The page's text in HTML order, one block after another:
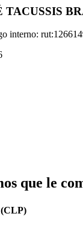
TACUSSIS
interno:
que le